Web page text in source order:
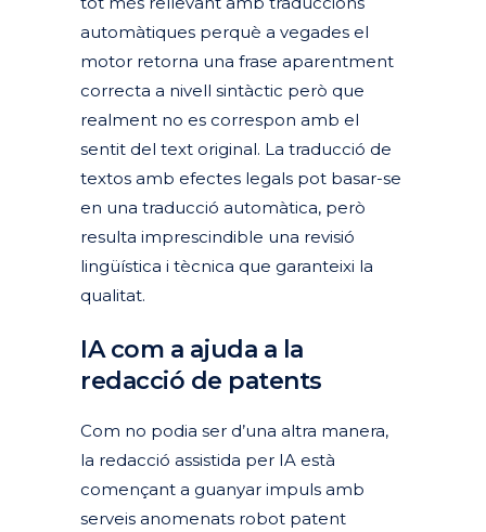
automàtiques perquè a vegades el
motor retorna una frase aparentment
correcta a nivell sintàctic però que
realment no es correspon amb el
sentit del text original. La traducció de
textos amb efectes legals pot basar-se
en una traducció automàtica, però
resulta imprescindible una revisió
lingüística i tècnica que garanteixi la
qualitat.
IA com a ajuda a la
redacció de patents
Com no podia ser d’una altra manera,
la redacció assistida per IA està
començant a guanyar impuls amb
serveis anomenats robot patent